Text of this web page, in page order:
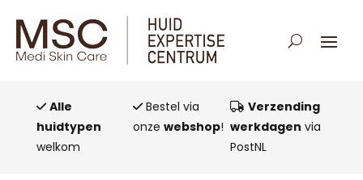
Alle
huidtypen
welkom
Bestel via
onzewebshop!
Verzending
werkdagen via
PostNL